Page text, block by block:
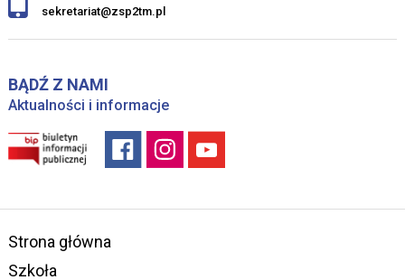
sekretariat@zsp2tm.pl
BĄDŹ Z NAMI
Aktualności i informacje
Strona główna
Szkoła